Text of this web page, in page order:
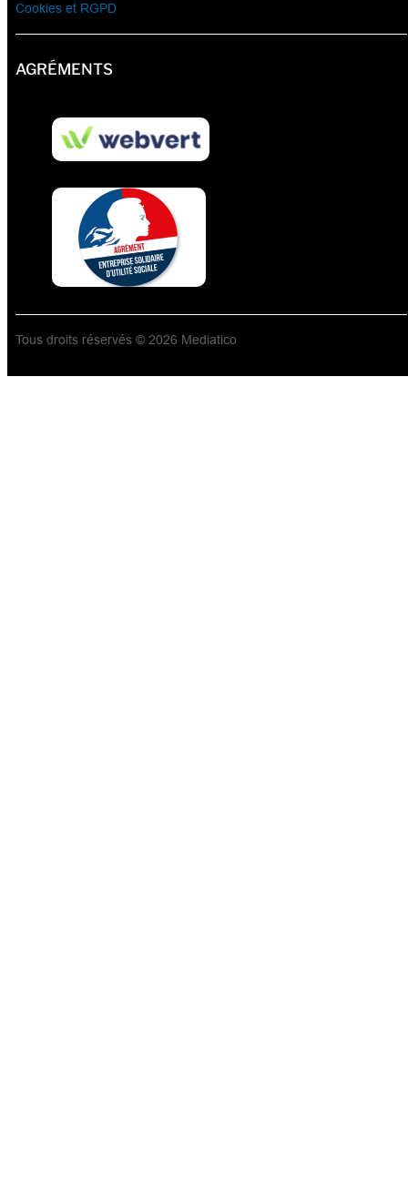
Cookies et RGPD
AGRÉMENTS
Tous droits réservés © 2026 Mediatico